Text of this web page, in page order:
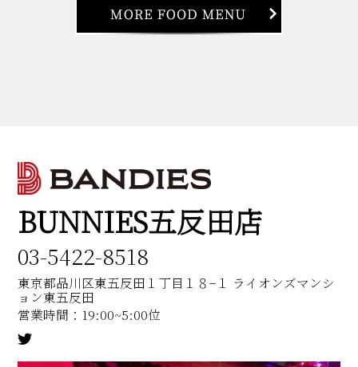
BUNNIES五反田店
03-5422-8518
東京都品川区東五反田１丁目１８−１ ライオンズマンシ
ョン東五反田
営業時間：19:00~5:00位